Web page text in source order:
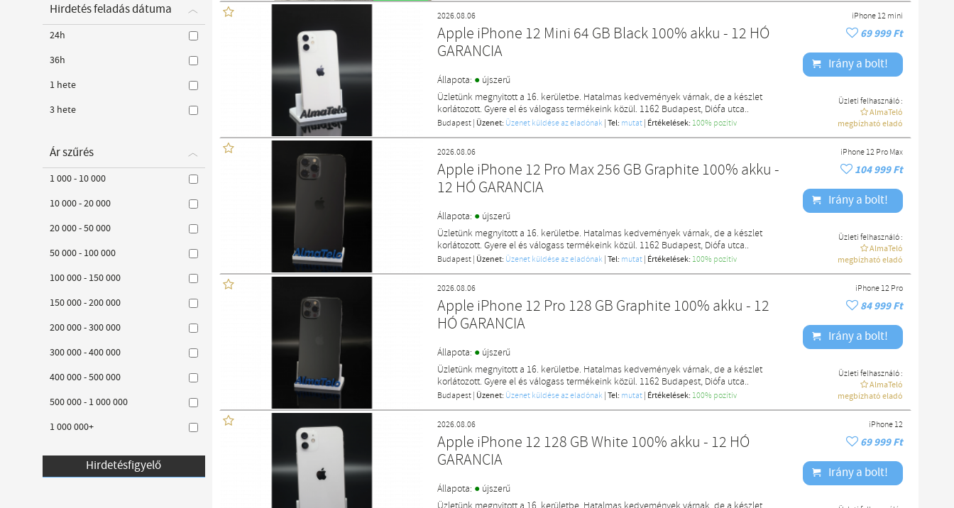
2026.08.06
Apple iPhone 12 Mini 64 GB Black 100% akku - 12 HÓ
GARANCIA
Állapota: ● újszerű
Üzletünk megnyitott a 16. kerületbe. Hatalmas kedvemények várnak, de a készlet
korlátozott. Gyere el és válogass termékeink közül. 1162 Budapest, Diófa utca..
Budapest Üzenet: Üzenet küldése az eladónak Tel: mutat Értékelések: 100% pozítiv
iPhone 12 mini
69 999 Ft
Irány a bolt!
Üzleti felhasználó :
AlmaTeló
megbízható eladó
2026.08.06
Apple iPhone 12 Pro Max 256 GB Graphite 100% akku -
12 HÓ GARANCIA
Állapota: ● újszerű
Üzletünk megnyitott a 16. kerületbe. Hatalmas kedvemények várnak, de a készlet
korlátozott. Gyere el és válogass termékeink közül. 1162 Budapest, Diófa utca..
Budapest Üzenet: Üzenet küldése az eladónak Tel: mutat Értékelések: 100% pozítiv
iPhone 12 Pro Max
104 999 Ft
Irány a bolt!
Üzleti felhasználó :
AlmaTeló
megbízható eladó
2026.08.06
Apple iPhone 12 Pro 128 GB Graphite 100% akku - 12
HÓ GARANCIA
Állapota: ● újszerű
Üzletünk megnyitott a 16. kerületbe. Hatalmas kedvemények várnak, de a készlet
korlátozott. Gyere el és válogass termékeink közül. 1162 Budapest, Diófa utca..
Budapest Üzenet: Üzenet küldése az eladónak Tel: mutat Értékelések: 100% pozítiv
iPhone 12 Pro
84 999 Ft
Irány a bolt!
Üzleti felhasználó :
AlmaTeló
megbízható eladó
2026.08.06
Apple iPhone 12 128 GB White 100% akku - 12 HÓ
GARANCIA
Állapota: ● újszerű
iPhone 12
69 999 Ft
Irány a bolt!
Hirdetés feladás dátuma
24h
36h
1 hete
3 hete
Ár szűrés
1 000 - 10 000
10 000 - 20 000
20 000 - 50 000
50 000 - 100 000
100 000 - 150 000
150 000 - 200 000
200 000 - 300 000
300 000 - 400 000
400 000 - 500 000
500 000 - 1 000 000
1 000 000+
Hirdetésfigyelő